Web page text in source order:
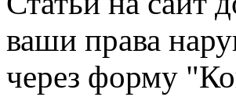
ваши права
через форму